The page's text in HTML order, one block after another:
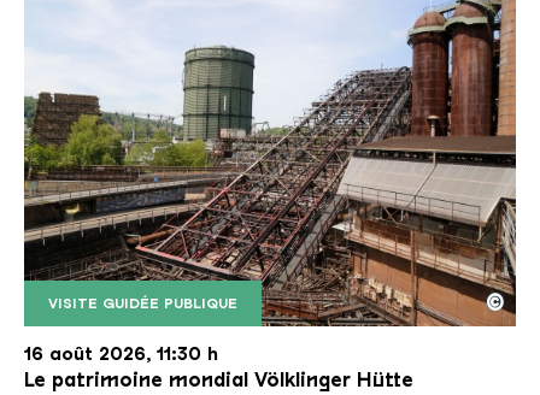
VISITE GUIDÉE PUBLIQUE
Le monte-charge incliné de la Völklinger Hütte
Copyright: Weltkulturerbe Völklinger Hütte | Karl
©
16 août 2026, 11:30 h
Le patrimoine mondial Völklinger Hütte